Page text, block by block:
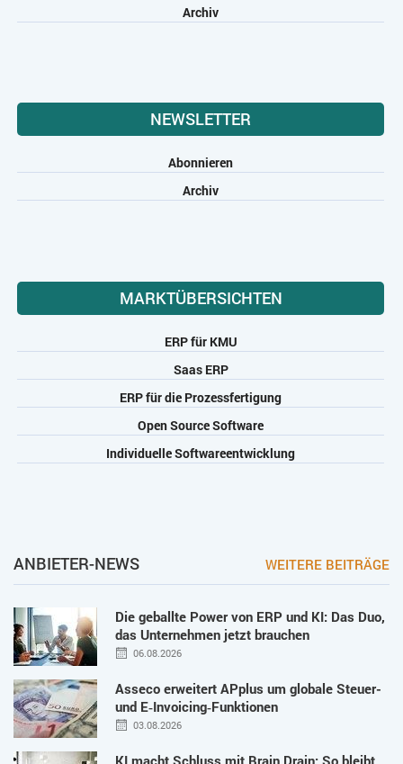
Archiv
NEWSLETTER
Abonnieren
Archiv
MARKTÜBERSICHTEN
ERP für KMU
Saas ERP
ERP für die Prozessfertigung
Open Source Software
Individuelle Softwareentwicklung
ANBIETER-NEWS WEITERE BEITRÄGE
Die geballte Power von ERP und KI: Das Duo,
das Unternehmen jetzt brauchen
06.08.2026
Asseco erweitert APplus um globale Steuer-
und E‑Invoicing‑Funktionen
03.08.2026
KI macht Schluss mit Brain Drain: So bleibt